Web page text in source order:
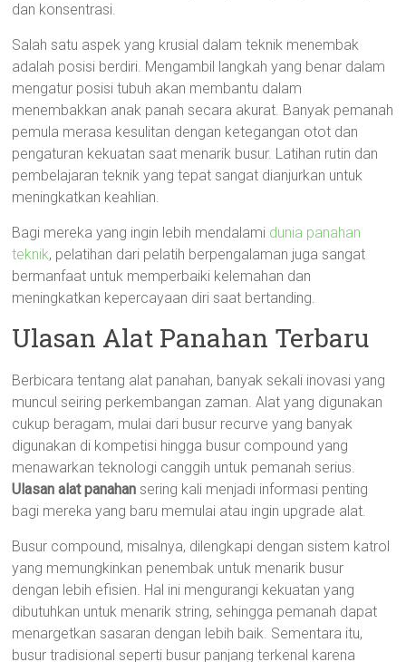
dan konsentrasi.
Salah satu aspek yang krusial dalam teknik menembak
adalah posisi berdiri. Mengambil langkah yang benar dalam
mengatur posisi tubuh akan membantu dalam
menembakkan anak panah secara akurat. Banyak pemanah
pemula merasa kesulitan dengan ketegangan otot dan
pengaturan kekuatan saat menarik busur. Latihan rutin dan
pembelajaran teknik yang tepat sangat dianjurkan untuk
meningkatkan keahlian.
Bagi mereka yang ingin lebih mendalami dunia panahan
teknik, pelatihan dari pelatih berpengalaman juga sangat
bermanfaat untuk memperbaiki kelemahan dan
meningkatkan kepercayaan diri saat bertanding.
Ulasan Alat Panahan Terbaru
Berbicara tentang alat panahan, banyak sekali inovasi yang
muncul seiring perkembangan zaman. Alat yang digunakan
cukup beragam, mulai dari busur recurve yang banyak
digunakan di kompetisi hingga busur compound yang
menawarkan teknologi canggih untuk pemanah serius.
Ulasan alat panahan sering kali menjadi informasi penting
bagi mereka yang baru memulai atau ingin upgrade alat.
Busur compound, misalnya, dilengkapi dengan sistem katrol
yang memungkinkan penembak untuk menarik busur
dengan lebih efisien. Hal ini mengurangi kekuatan yang
dibutuhkan untuk menarik string, sehingga pemanah dapat
menargetkan sasaran dengan lebih baik. Sementara itu,
busur tradisional seperti busur panjang terkenal karena